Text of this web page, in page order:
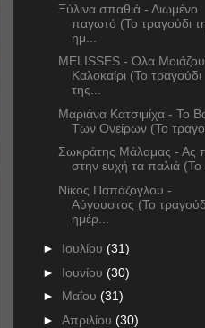
Ξύλινα σπαθιά - Λιωμένο
παγωτό (Το τραγούδι
ημ...
MELISSES - Όλα
Καλοκαίρι (Το τραγούδι
της...
Μαριάνα Κατσιμίχα - Το
Των Ονείρων (Το
Σωκράτης Μάλαμας - Ας
στην ευχή τα παλιά (Το
Νίκος Παπάζογλου -
Αύγουστος (Το
ημέρ...
► Ιουλίου (31)
► Ιουνίου (30)
► Μαΐου (31)
► Απριλίου (30)